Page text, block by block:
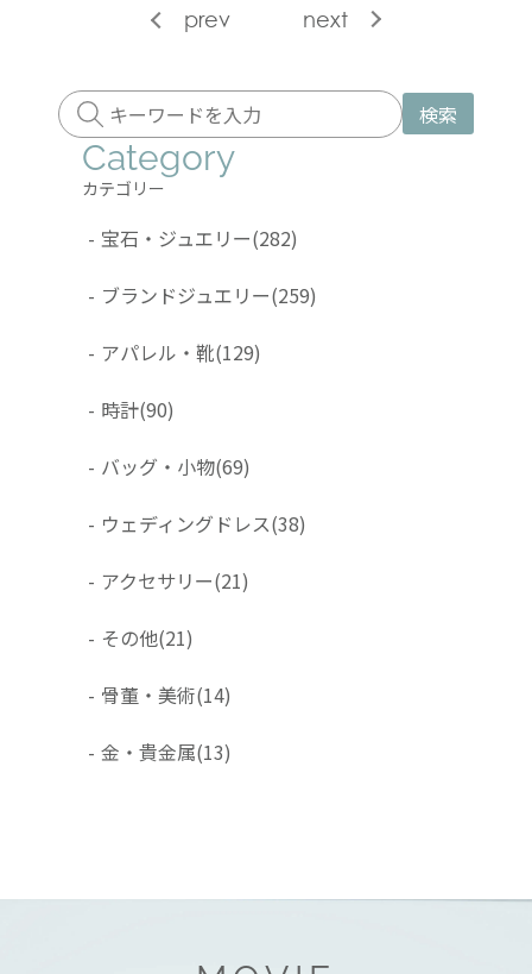
prev next
検索
Category
カテゴリー
- 宝石・ジュエリー(282)
- ブランドジュエリー(259)
- アパレル・靴(129)
- 時計(90)
- バッグ・小物(69)
- ウェディングドレス(38)
- アクセサリー(21)
- その他(21)
- 骨董・美術(14)
- 金・貴金属(13)